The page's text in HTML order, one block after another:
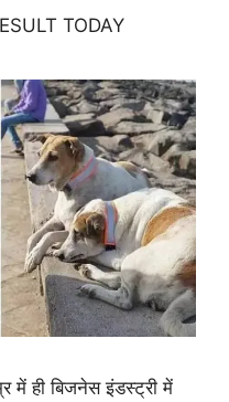
TODAY
ही बिजनेस इंडस्ट्री में